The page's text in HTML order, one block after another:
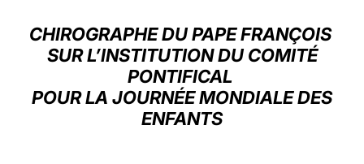
LATINE
CHIROGRAPHE DU PAPE FRANÇOIS
SUR L’INSTITUTION DU COMITÉ
PONTIFICAL
POUR LA JOURNÉE MONDIALE DES
ENFANTS